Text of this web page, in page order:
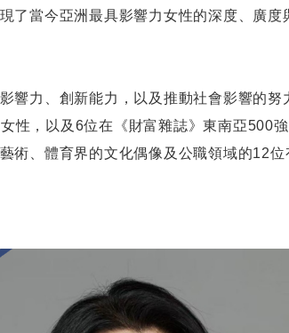
了當今亞洲最具影響力女性的深度、廣度
響力、創新能力，以及推動社會影響的努
性，以及 6位在《財富雜誌》東南亞500
術、體育界的文化偶像及公職領域的12位